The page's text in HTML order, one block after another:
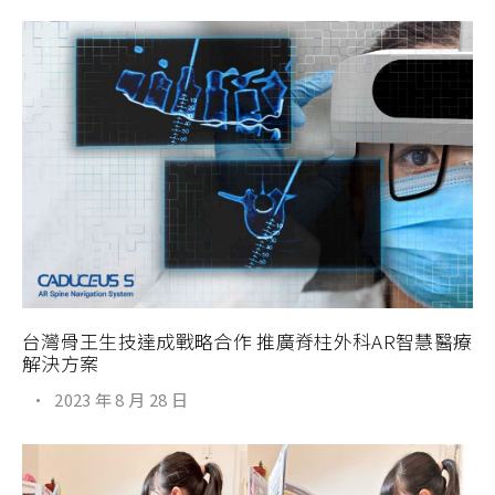
台灣骨王生技達成戰略合作 推廣脊柱外科AR智慧醫療
解決方案
· 2023 年 8 月 28 日